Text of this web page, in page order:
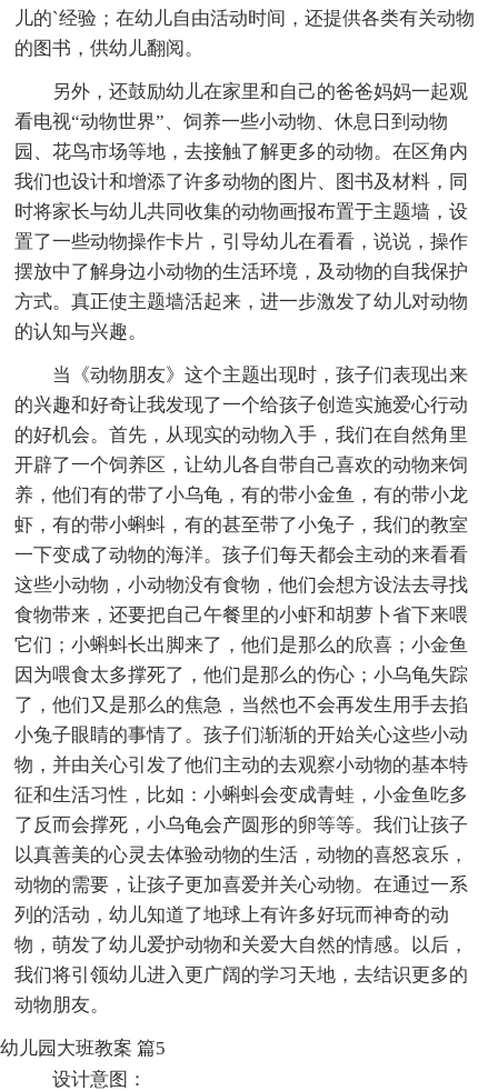
儿的`经验；在幼儿自由活动时间，还提供各类有关动物
的图书，供幼儿翻阅。
另外，还鼓励幼儿在家里和自己的爸爸妈妈一起观
看电视“动物世界”、饲养一些小动物、休息日到动物
园、花鸟市场等地，去接触了解更多的动物。在区角内
我们也设计和增添了许多动物的图片、图书及材料，同
时将家长与幼儿共同收集的动物画报布置于主题墙，设
置了一些动物操作卡片，引导幼儿在看看，说说，操作
摆放中了解身边小动物的生活环境，及动物的自我保护
方式。真正使主题墙活起来，进一步激发了幼儿对动物
的认知与兴趣。
当《动物朋友》这个主题出现时，孩子们表现出来
的兴趣和好奇让我发现了一个给孩子创造实施爱心行动
的好机会。首先，从现实的动物入手，我们在自然角里
开辟了一个饲养区，让幼儿各自带自己喜欢的动物来饲
养，他们有的带了小乌龟，有的带小金鱼，有的带小龙
虾，有的带小蝌蚪，有的甚至带了小兔子，我们的教室
一下变成了动物的海洋。孩子们每天都会主动的来看看
这些小动物，小动物没有食物，他们会想方设法去寻找
食物带来，还要把自己午餐里的小虾和胡萝卜省下来喂
它们；小蝌蚪长出脚来了，他们是那么的欣喜；小金鱼
因为喂食太多撑死了，他们是那么的伤心；小乌龟失踪
了，他们又是那么的焦急，当然也不会再发生用手去掐
小兔子眼睛的事情了。孩子们渐渐的开始关心这些小动
物，并由关心引发了他们主动的去观察小动物的基本特
征和生活习性，比如：小蝌蚪会变成青蛙，小金鱼吃多
了反而会撑死，小乌龟会产圆形的卵等等。我们让孩子
以真善美的心灵去体验动物的生活，动物的喜怒哀乐，
动物的需要，让孩子更加喜爱并关心动物。在通过一系
列的活动，幼儿知道了地球上有许多好玩而神奇的动
物，萌发了幼儿爱护动物和关爱大自然的情感。以后，
我们将引领幼儿进入更广阔的学习天地，去结识更多的
动物朋友。
幼儿园大班教案 篇5
设计意图：